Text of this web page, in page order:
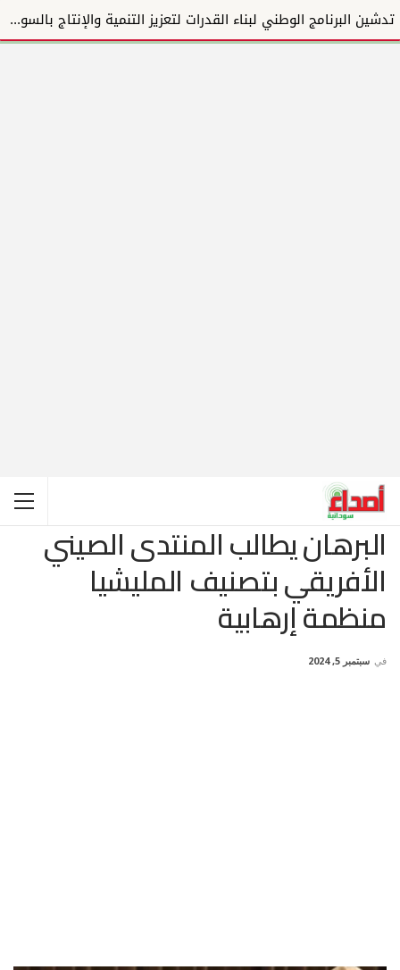
تدشين البرنامج الوطني لبناء القدرات لتعزيز التنمية والإنتاج بالسودان
البرهان يطالب المنتدى الصيني
الأفريقي بتصنيف المليشيا
منظمة إرهابية
في سبتمبر 5, 2024